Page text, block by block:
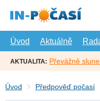
hlavní
Úvod
Aktuálně
AKTUALITA: Převážně
Úvod Předpověď počasí